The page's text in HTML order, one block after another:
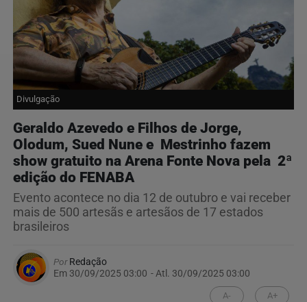
Divulgação
Geraldo Azevedo e Filhos de Jorge,
Olodum, Sued Nune e Mestrinho fazem
show gratuito na Arena Fonte Nova pela 2ª
edição do FENABA
Evento acontece no dia 12 de outubro e vai receber
mais de 500 artesãs e artesãos de 17 estados
brasileiros
PorRedação
Em 30/09/2025 03:00 - Atl. 30/09/2025 03:00
A- A+